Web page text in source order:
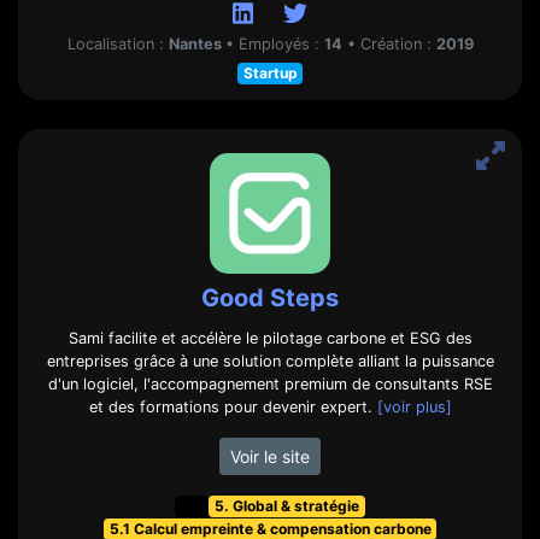
Localisation : Nantes • Employés : 14 • Création : 2019
Startup
Good Steps
Sami facilite et accélère le pilotage carbone et ESG des
entreprises grâce à une solution complète alliant la puissance
d'un logiciel, l'accompagnement premium de consultants RSE
et des formations pour devenir expert. [voir plus]
Voir le site
5. Global & stratégie
5.1 Calcul empreinte & compensation carbone